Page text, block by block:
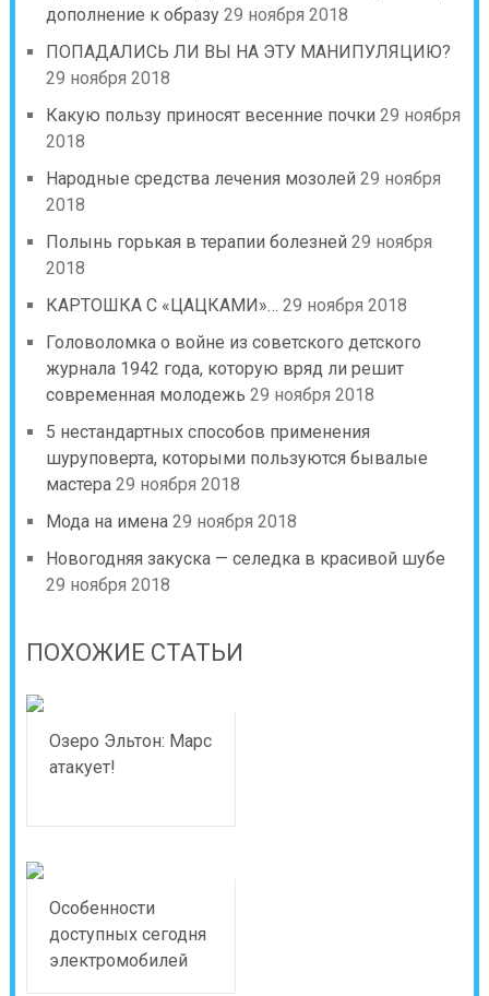
дополнение к образу 29 ноября 2018
ПОПАДАЛИСЬ ЛИ ВЫ НА ЭТУ МАНИПУЛЯЦИЮ?
29 ноября 2018
Какую пользу приносят весенние почки 29 ноября
2018
Народные средства лечения мозолей 29 ноября
2018
Полынь горькая в терапии болезней 29 ноября
2018
КАРТОШКА С «ЦАЦКАМИ»… 29 ноября 2018
Головоломка о войне из советского детского
журнала 1942 года, которую вряд ли решит
современная молодежь 29 ноября 2018
5 нестандартных способов применения
шуруповерта, которыми пользуются бывалые
мастера 29 ноября 2018
Мода на имена 29 ноября 2018
Новогодняя закуска — селедка в красивой шубе
29 ноября 2018
ПОХОЖИЕ СТАТЬИ
Озеро Эльтон: Марс
атакует!
Особенности
доступных сегодня
электромобилей